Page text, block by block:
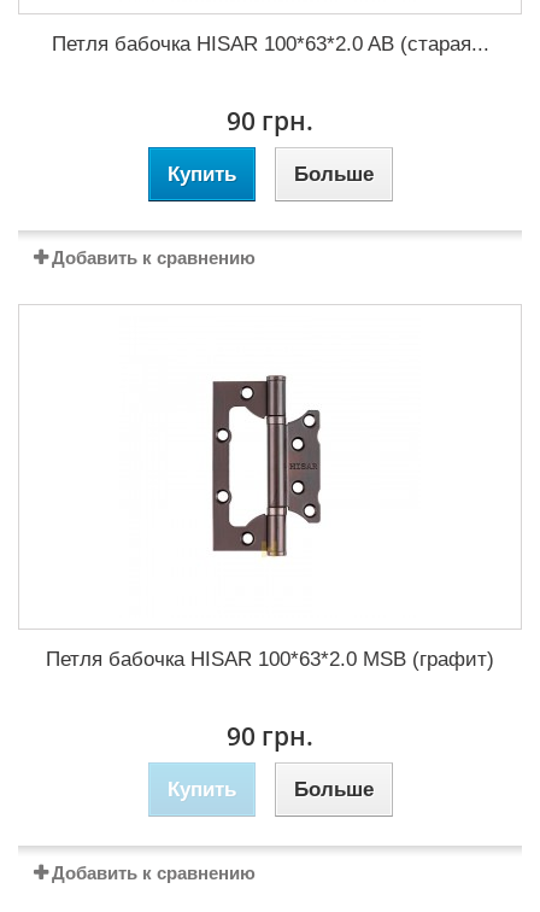
Петля бабочка HISAR 100*63*2.0 AB (старая...
90 грн.
Купить Больше
Добавить к сравнению
Петля бабочка HISAR 100*63*2.0 MSB (графит)
90 грн.
Купить Больше
Добавить к сравнению